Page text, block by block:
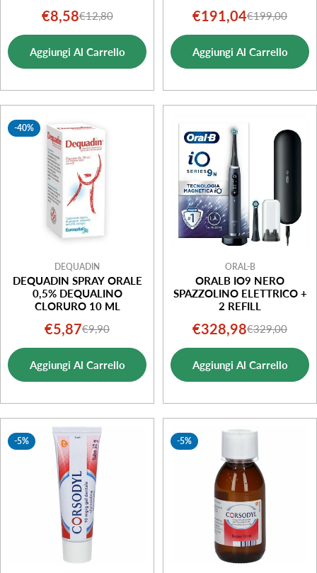
Prezzo
di
vendita
€8,58Prezzo
normale
€12,80
Aggiungi Al Carrello
Prezzo
di
vendita
€191,04Prezzo
normale
€199,00
Aggiungi Al Carrello
-40%
DEQUADIN
DEQUADIN SPRAY ORALE
0,5% DEQUALINO
CLORURO 10 ML
Prezzo
di
vendita
€5,87Prezzo
normale
€9,90
Aggiungi Al Carrello
ORAL-B
ORALB IO9 NERO
SPAZZOLINO ELETTRICO +
2 REFILL
Prezzo
di
vendita
€328,98Prezzo
normale
€329,00
Aggiungi Al Carrello
-5% -5%